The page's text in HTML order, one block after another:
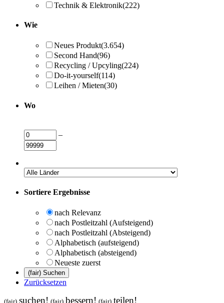
Technik & Elektronik(222)
Wie
Neues Produkt(3.654)
Second Hand(96)
Recycling / Upcyling(224)
Do-it-yourself(114)
Leihen / Mieten(30)
Wo
–
Sortiere Ergebnisse
nach Relevanz
nach Postleitzahl (Aufsteigend)
nach Postleitzahl (Absteigend)
Alphabetisch (aufsteigend)
Alphabetisch (absteigend)
Neueste zuerst
Zurücksetzen
(fair) suchen! (fair) bessern! (fair) teilen!